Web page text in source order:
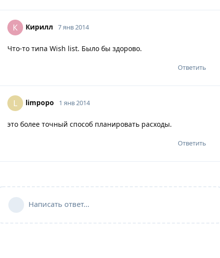
К Кирилл 7 янв 2014
Что-то типа Wish list. Было бы здорово.
Ответить
L limpopo 1 янв 2014
это более точный способ планировать расходы.
Ответить
Написать ответ...